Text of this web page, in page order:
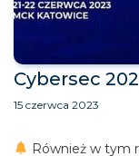
Cybersec
15 czerwca 2023
Również w tym